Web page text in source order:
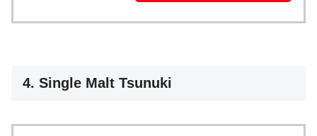
4. Single Malt Tsunuki